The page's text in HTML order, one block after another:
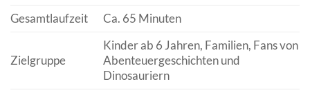
Gesamtlaufzeit
Ca. 65 Minuten
Zielgruppe
Kinder ab 6 Jahren, Familien, Fans von
Abenteuergeschichten und
Dinosauriern